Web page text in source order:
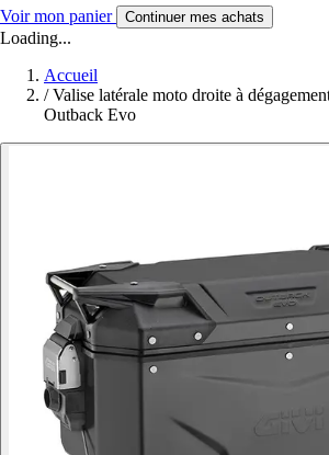
Voir mon panier Continuer mes achats
Loading...
Accueil
/ Valise latérale moto droite à
Outback Evo